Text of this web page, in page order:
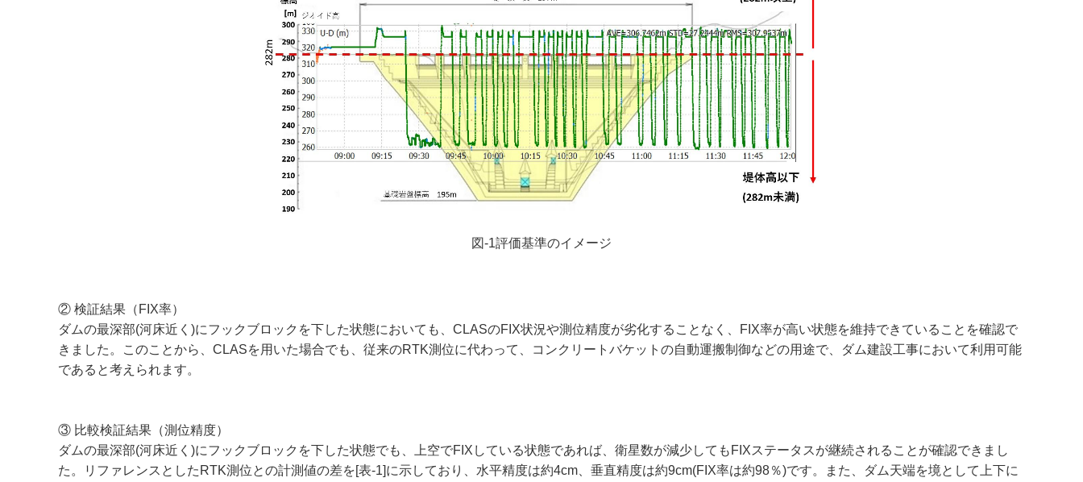
図-1評価基準のイメージ
② 検証結果（FIX率）
ダムの最深部(河床近く)にフックブロックを下した状態においても、CLASのFIX状況や測位精度が劣化することなく、FIX率が高い状態を維持できていることを確認で
きました。このことから、CLASを用いた場合でも、従来のRTK測位に代わって、コンクリートバケットの自動運搬制御などの用途で、ダム建設工事において利用可能
であると考えられます。
③ 比較検証結果（測位精度）
ダムの最深部(河床近く)にフックブロックを下した状態でも、上空でFIXしている状態であれば、衛星数が減少してもFIXステータスが継続されることが確認できまし
た。リファレンスとしたRTK測位との計測値の差を[表-1]に示しており、水平精度は約4cm、垂直精度は約9cm(FIX率は約98％)です。また、ダム天端を境として上下に